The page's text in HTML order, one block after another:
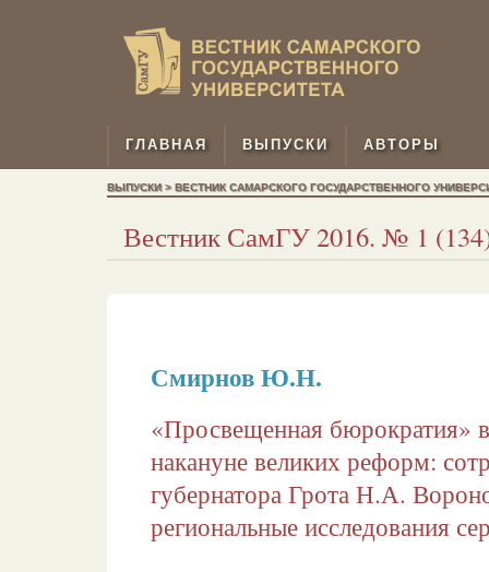
ГЛАВНАЯ ВЫПУСКИ АВТОРЫ
ВЫПУСКИ > ВЕСТНИК САМАРСКОГО ГОСУДАРСТВЕННОГО
Вестник СамГУ 2016. № 1
Смирнов Ю.Н.
«Просвещенная бюрократия»
накануне великих реформ:
губернатора Грота Н.А.
региональные исследования